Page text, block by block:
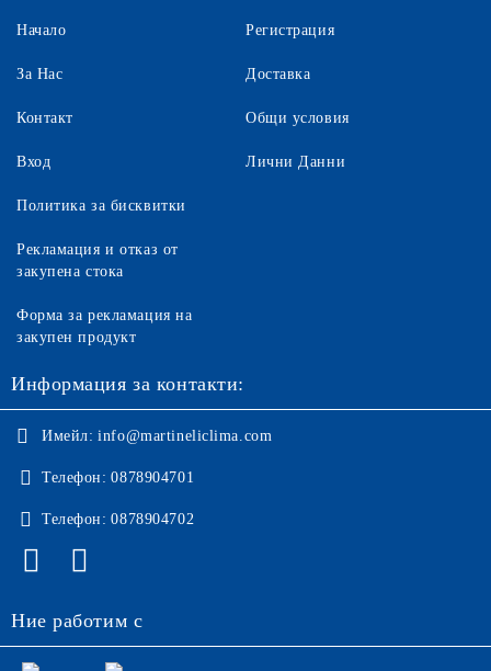
Начало
За Нас
Контакт
Вход
Регистрация
Доставка
Общи условия
Лични Данни
Политика за бисквитки
Рекламация и отказ от
закупена стока
Форма за рекламация на
закупен продукт
Информация за контакти:
Имейл: info@martineliclima.com
Телефон: 0878904701
Телефон: 0878904702
Ние работим с